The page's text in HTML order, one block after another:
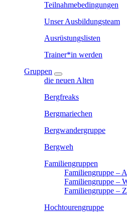
Teilnahmebedingungen
Unser Ausbildungsteam
Ausrüstungslisten
Trainer*in werden
Gruppen
die neuen Alten
Bergfreaks
Bergmariechen
Bergwandergruppe
Bergweh
Familiengruppen
Familiengruppe –
Familiengruppe –
Familiengruppe –
Hochtourengruppe